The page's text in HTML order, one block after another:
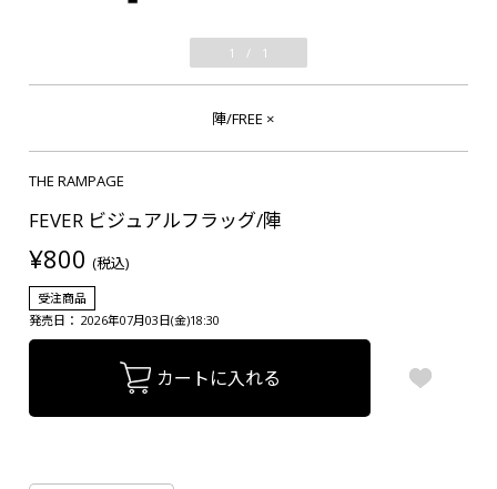
1 / 1
陣/FREE ×
THE RAMPAGE
FEVER ビジュアルフラッグ/陣
¥800 (税込)
受注商品
発売日： 2026年07月03日(金)18:30
カートに入れる